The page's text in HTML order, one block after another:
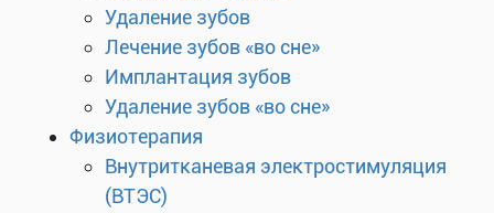
Удаление зубов
Лечение зубов «во сне»
Имплантация зубов
Удаление зубов «во сне»
Физиотерапия
Внутритканевая электростимуляция
(ВТЭС)